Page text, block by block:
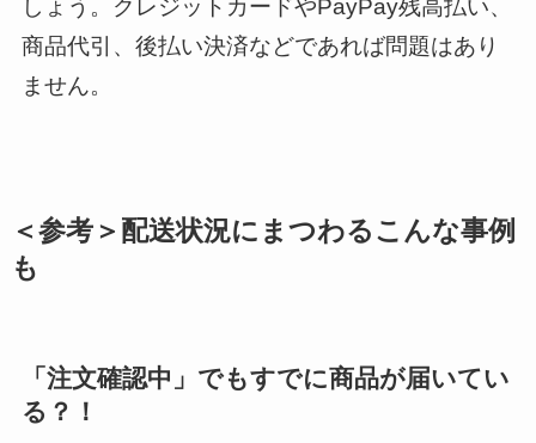
しょう。クレジットカードやPayPay残高払い、
商品代引、後払い決済などであれば問題はあり
ません。
＜参考＞配送状況にまつわるこんな事例
も
「注文確認中」でもすでに商品が届いてい
る？！